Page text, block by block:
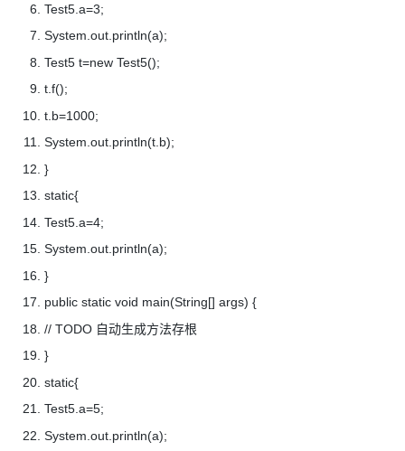
Test5.a=3;
System.out.println(a);
Test5 t=new Test5();
t.f();
t.b=1000;
System.out.println(t.b);
}
static{
Test5.a=4;
System.out.println(a);
}
public static void main(String[] args) {
// TODO 自动生成方法存根
}
static{
Test5.a=5;
System.out.println(a);